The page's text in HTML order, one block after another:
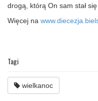
drogą, którą On sam stał
Więcej na
Tagi
wielkanoc